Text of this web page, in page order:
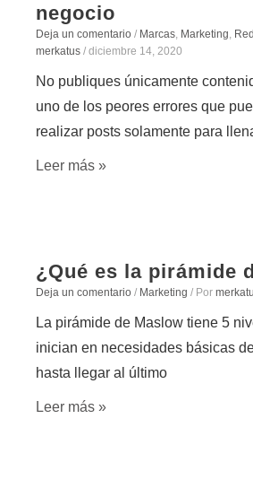
negocio
Deja un comentario / Marcas, Marketing,
merkatus / diciembre 14, 2020
No publiques únicamente
uno de los peores errores que
realizar posts solamente para
Leer más »
¿Qué es la pirámide
Deja un comentario / Marketing / Por
La pirámide de Maslow tiene 5
inician en necesidades básicas
hasta llegar al último
Leer más »